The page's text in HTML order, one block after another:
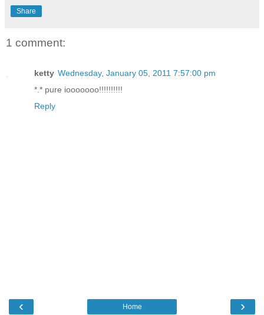
Share
1 comment:
ketty Wednesday, January 05, 2011 7:57:00 pm
*.* pure iooooooo!!!!!!!!!!
Reply
‹ ›
Home